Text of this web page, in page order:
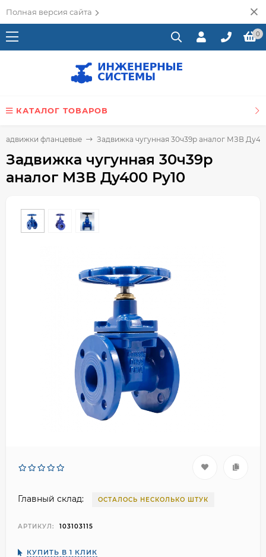
Полная версия сайта
0
КАТАЛОГ ТОВАРОВ
Задвижки фланцевые Задвижка чугунная 30ч39р аналог МЗВ
Задвижка чугунная 30ч39р
аналог МЗВ Ду400 Ру10
Главный склад: ОСТАЛОСЬ НЕСКОЛЬКО ШТУК
АРТИКУЛ: 103103115
КУПИТЬ В 1 КЛИК